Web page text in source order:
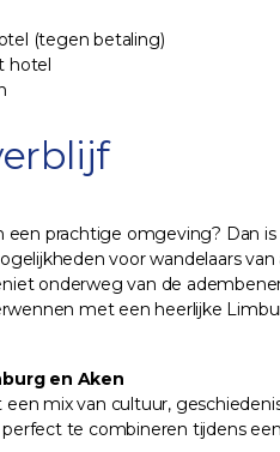
(tegen betaling)
hotel
een prachtige omgeving?
voor wandelaars
onderweg van de
met een heerlijke
en Aken
mix van cultuur,
te combineren tijdens